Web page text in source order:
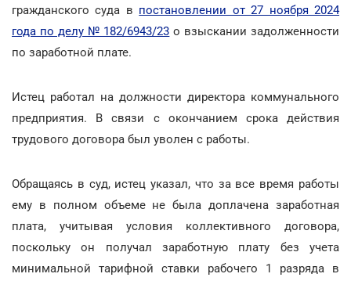
гражданского суда в постановлении от 27 ноября 2024
года по делу № 182/6943/23 о взыскании задолженности
по заработной плате.
Истец работал на должности директора коммунального
предприятия. В связи с окончанием срока действия
трудового договора был уволен с работы.
Обращаясь в суд, истец указал, что за все время работы
ему в полном объеме не была доплачена заработная
плата, учитывая условия коллективного договора,
поскольку он получал заработную плату без учета
минимальной тарифной ставки рабочего 1 разряда в